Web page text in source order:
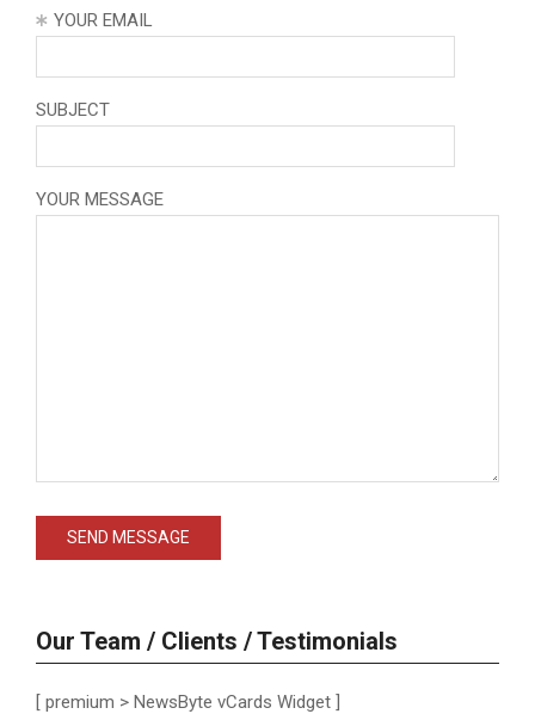
YOUR EMAIL
SUBJECT
YOUR MESSAGE
Our Team / Clients / Testimonials
[ premium > NewsByte vCards Widget ]